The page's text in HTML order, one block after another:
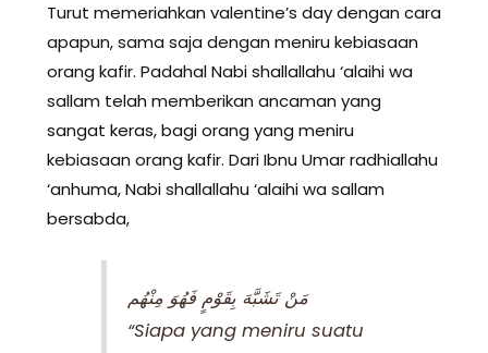
Turut memeriahkan valentine’s day dengan cara
apapun, sama saja dengan meniru kebiasaan
orang kafir. Padahal Nabi shallallahu ‘alaihi wa
sallam telah memberikan ancaman yang
sangat keras, bagi orang yang meniru
kebiasaan orang kafir. Dari Ibnu Umar radhiallahu
‘anhuma, Nabi shallallahu ‘alaihi wa sallam
bersabda,
مَنْ تَشَبَّهَ بِقَوْمٍ فَهُوَ مِنْهُم
“Siapa yang meniru suatu